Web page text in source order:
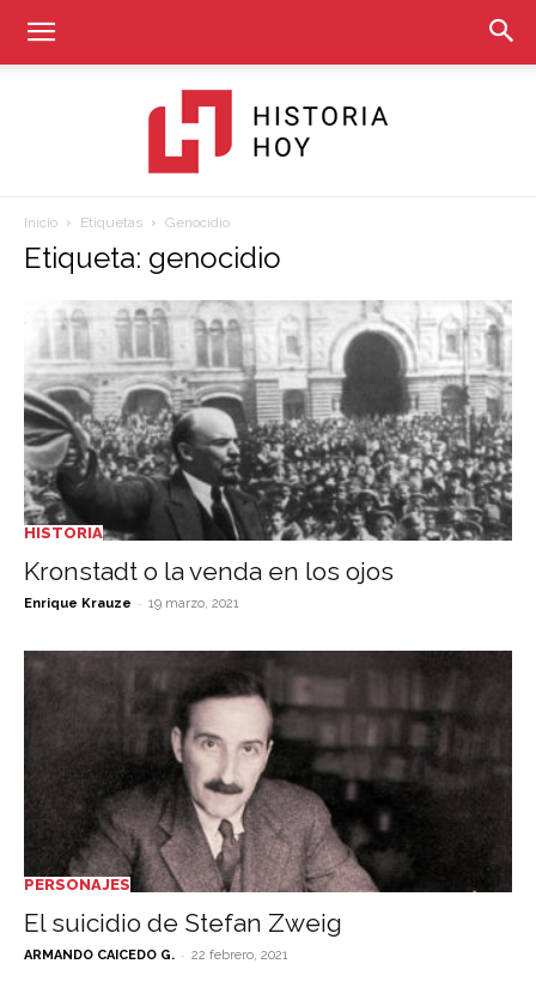
Hoy
Inicio Etiquetas Genocidio
Etiqueta: genocidio
HISTORIA
Kronstadt o la venda en los ojos
Enrique Krauze - 19 marzo, 2021
PERSONAJES
El suicidio de Stefan Zweig
ARMANDO CAICEDO G. - 22 febrero, 2021